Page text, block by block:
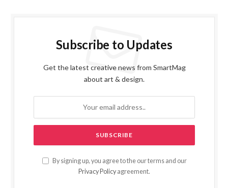
Subscribe to Updates
Get the latest creative news from SmartMag
about art & design.
By signing up, you agree to the our terms and our
Privacy Policy agreement.